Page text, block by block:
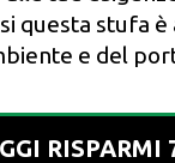
questa stufa è
e del
RISPARMI